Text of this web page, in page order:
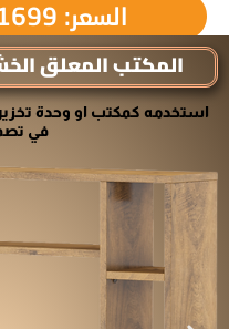
السعر:
المكتب المعلق
استخدمه كمكتب او وحدة
في